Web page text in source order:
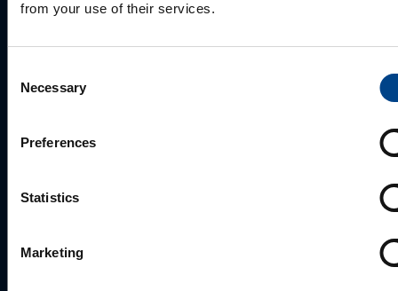
from your use of their services.
Selection
Necessary
Preferences
Statistics
Marketing
+372 57880500